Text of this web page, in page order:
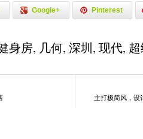
Google+ Pinterest
身房, 几何, 深圳, 现代,
主打极简风，设